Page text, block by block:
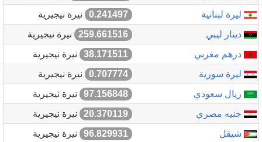
ليرة لبنانية
0.241497
نيرة نيجيرية
دينار ليبي
259.661516
نيرة نيجيرية
درهم مغربي
38.171511
نيرة نيجيرية
ليرة سورية
0.707774
نيرة نيجيرية
ريال سعودي
97.156848
نيرة نيجيرية
جنيه مصري
20.370119
نيرة نيجيرية
شيقل
96.829931
نيرة نيجيرية